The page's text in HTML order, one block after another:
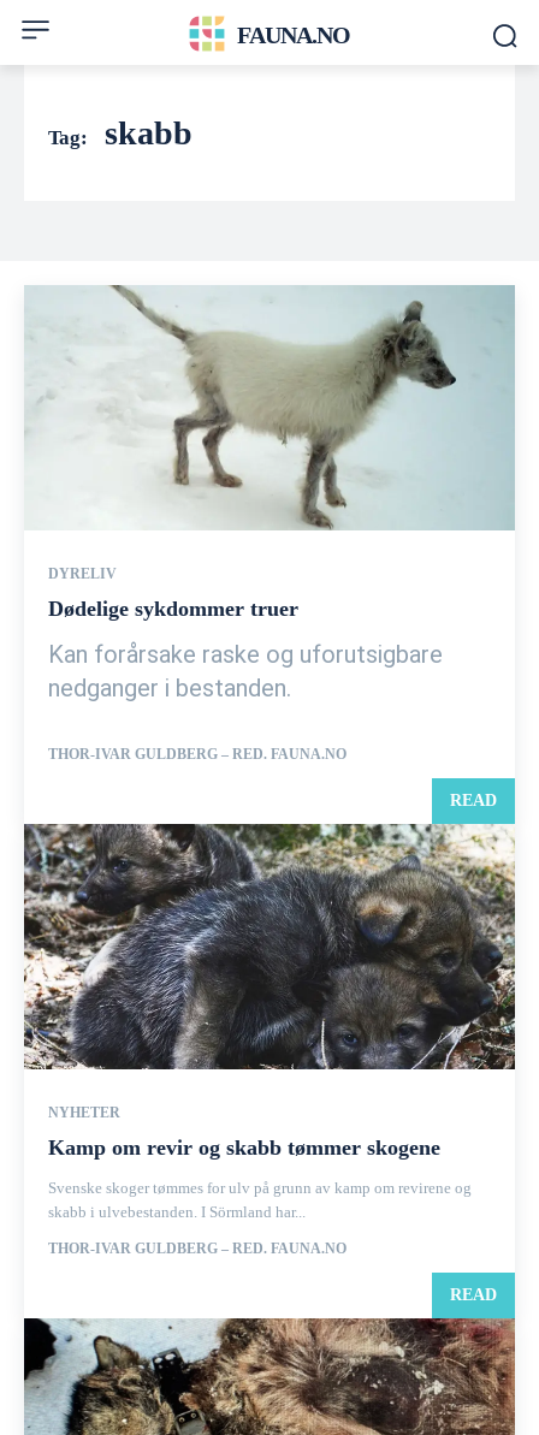
FAUNA.NO
Tag: skabb
DYRELIV
Dødelige sykdommer truer
Kan forårsake raske og uforutsigbare
nedganger i bestanden.
THOR-IVAR GULDBERG – RED. FAUNA.NO
READ
NYHETER
Kamp om revir og skabb tømmer skogene
Svenske skoger tømmes for ulv på grunn av kamp om revirene og
skabb i ulvebestanden. I Sörmland har...
THOR-IVAR GULDBERG – RED. FAUNA.NO
READ